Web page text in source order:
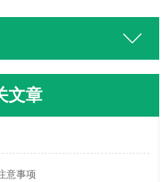
文章
意事项